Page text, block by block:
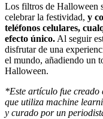
Los filtros de Halloween
celebrar la festividad, y
teléfonos celulares,
efecto único. Al seguir
disfrutar de una
el mundo, añadiendo un
Halloween.
*Este artículo fue
que utiliza machine
y curado por un